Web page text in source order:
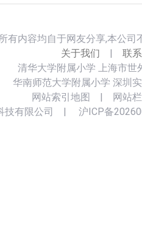
有内容均自于网友分享,本公
关于我们
联
清华大学附属小学 上海市世
华南师范大学附属小学 深圳
网站索引地图
网站
技有限公司
沪ICP备